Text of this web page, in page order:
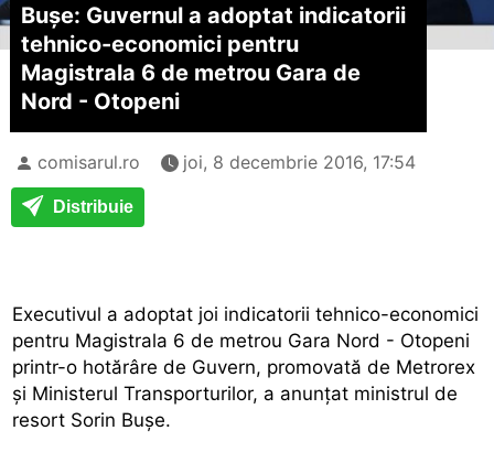
Bușe: Guvernul a adoptat indicatorii
tehnico-economici pentru
Magistrala 6 de metrou Gara de
Nord - Otopeni
comisarul.ro joi, 8 decembrie 2016, 17:54
Distribuie
Executivul a adoptat joi indicatorii tehnico-economici
pentru Magistrala 6 de metrou Gara Nord - Otopeni
printr-o hotărâre de Guvern, promovată de Metrorex
și Ministerul Transporturilor, a anunțat ministrul de
resort Sorin Bușe.